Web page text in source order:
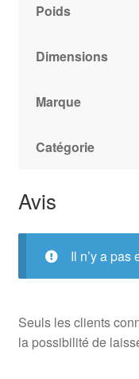
Poids
Dimensions
Marque
Catégorie
Avis
Il n’y a pas
Seuls les clients
la possibilité de